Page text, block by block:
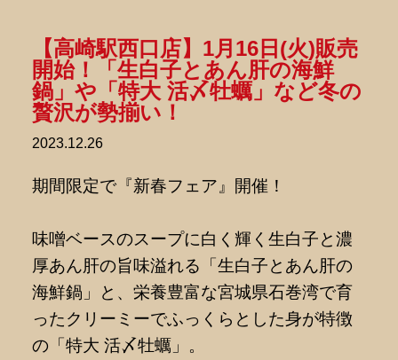
2023.12.26
【高崎駅西口店】1月16日(火)販売
開始！「生白子とあん肝の海鮮
鍋」や「特大 活〆牡蠣」など冬の
贅沢が勢揃い！
期間限定で『新春フェア』開催！
味噌ベースのスープに白く輝く生白子と濃
厚あん肝の旨味溢れる「生白子とあん肝の
海鮮鍋」と、栄養豊富な宮城県石巻湾で育
ったクリーミーでふっくらとした身が特徴
の「特大 活〆牡蠣」。